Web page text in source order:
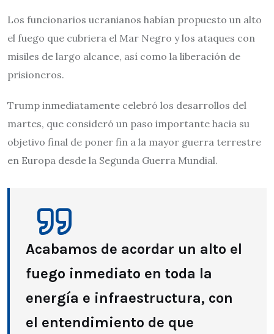
Los funcionarios ucranianos habían propuesto un alto
el fuego que cubriera el Mar Negro y los ataques con
misiles de largo alcance, así como la liberación de
prisioneros.
Trump inmediatamente celebró los desarrollos del
martes, que consideró un paso importante hacia su
objetivo final de poner fin a la mayor guerra terrestre
en Europa desde la Segunda Guerra Mundial.
Acabamos de acordar un alto el
fuego inmediato en toda la
energía e infraestructura, con
el entendimiento de que